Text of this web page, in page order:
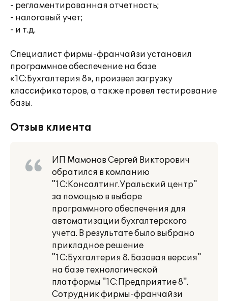
- регламентированная отчетность;
- налоговый учет;
- и т.д.
Специалист фирмы-франчайзи установил
программное обеспечение на базе
«1C:Бухгалтерия 8», произвел загрузку
классификаторов, а также провел тестирование
базы.
Отзыв клиента
ИП Мамонов Сергей Викторович
обратился в компанию
"1С:Консалтинг.Уральский центр"
за помощью в выборе
программного обеспечения для
автоматизации бухгалтерского
учета. В результате было выбрано
прикладное решение
"1С:Бухгалтерия 8. Базовая версия"
на базе технологической
платформы "1С:Предприятие 8".
Сотрудник фирмы-франчайзи